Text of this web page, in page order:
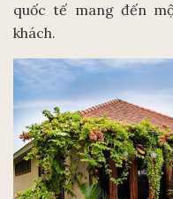
quốc tế mang đến
khách.